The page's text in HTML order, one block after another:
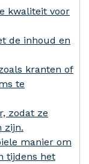
kwaliteit voor
de inhoud en
kranten of
te
zodat ze
zijn.
manier om
tijdens het